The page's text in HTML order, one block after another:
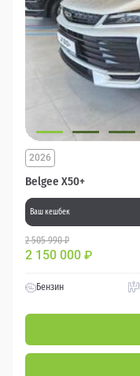
Belgee X50+
2026
Ваш кешбек
2 505 990 ₽
2 150 000 ₽
Бензин